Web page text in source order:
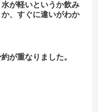
が軽いというか飲み
、すぐに違いがわか
が重なりました。